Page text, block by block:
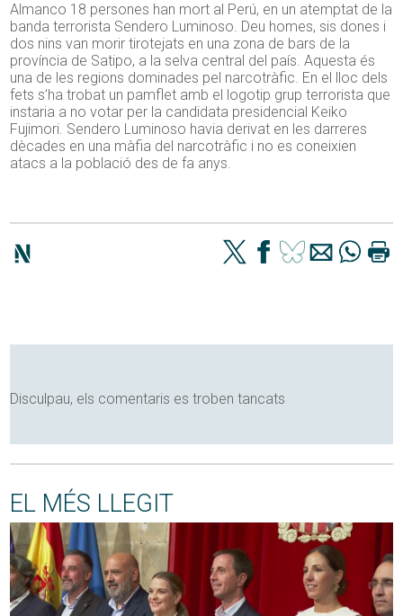
Almanco 18 persones han mort al Perú, en un atemptat de la
banda terrorista Sendero Luminoso. Deu homes, sis dones i
dos nins van morir tirotejats en una zona de bars de la
província de Satipo, a la selva central del país. Aquesta és
una de les regions dominades pel narcotràfic. En el lloc dels
fets s’ha trobat un pamflet amb el logotip grup terrorista que
instaria a no votar per la candidata presidencial Keiko
Fujimori. Sendero Luminoso havia derivat en les darreres
dècades en una màfia del narcotràfic i no es coneixien
atacs a la població des de fa anys.
Disculpau, els comentaris es troben tancats
EL MÉS LLEGIT